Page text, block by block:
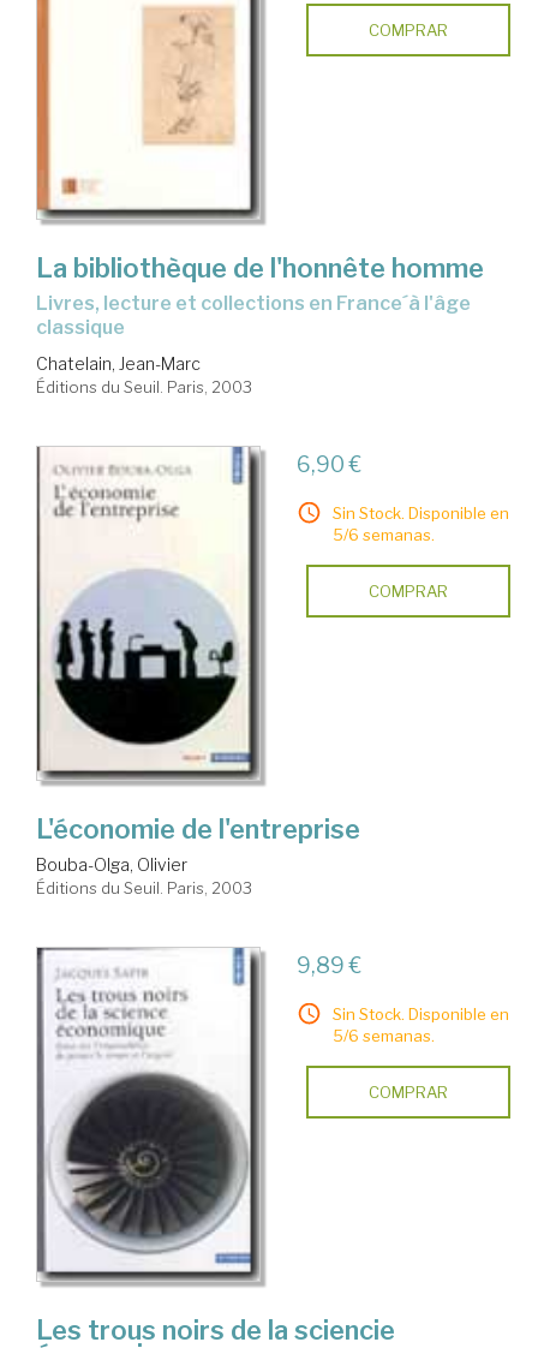
COMPRAR
La bibliothèque de l'honnête homme
livres, lecture et collections en France´à l'âge
classique
Chatelain, Jean-Marc
Éditions du Seuil. Paris, 2003
6,90 €
Sin Stock. Disponible en
5/6 semanas.
COMPRAR
L'économie de l'entreprise
Bouba-Olga, Olivier
Éditions du Seuil. Paris, 2003
9,89 €
Sin Stock. Disponible en
5/6 semanas.
COMPRAR
Les trous noirs de la sciencie